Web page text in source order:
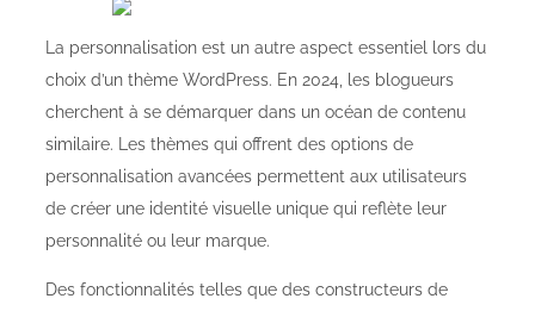
La personnalisation est un autre aspect essentiel lors du
choix d’un thème WordPress. En 2024, les blogueurs
cherchent à se démarquer dans un océan de contenu
similaire. Les thèmes qui offrent des options de
personnalisation avancées permettent aux utilisateurs
de créer une identité visuelle unique qui reflète leur
personnalité ou leur marque.
Des fonctionnalités telles que des constructeurs de